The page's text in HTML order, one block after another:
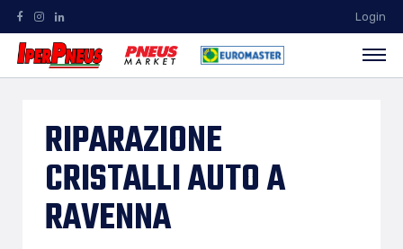
Login
RIPARAZIONE
CRISTALLI AUTO A
RAVENNA